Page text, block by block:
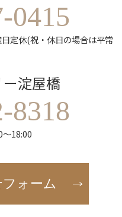
0415
定休(祝・休日の場合は平常
淀屋橋
8318
～18:00
ォーム